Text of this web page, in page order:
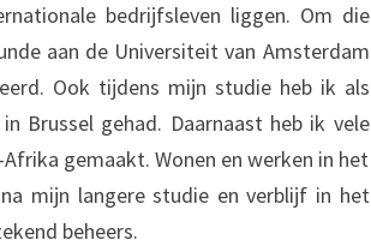
bedrijfsleven liggen. Om die
aan de Universiteit van Amsterdam
Ook tijdens mijn studie heb ik als
Brussel gehad. Daarnaast heb ik vele
gemaakt. Wonen en werken in het
mijn langere studie en verblijf in het
beheers.